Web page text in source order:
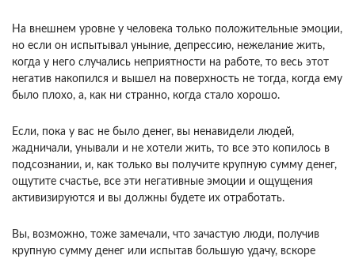
На внешнем уровне у человека только положительные эмоции,
но если он испытывал уныние, депрессию, нежелание жить,
когда у него случались неприятности на работе, то весь этот
негатив накопился и вышел на поверхность не тогда, когда ему
было плохо, а, как ни странно, когда стало хорошо.
Если, пока у вас не было денег, вы ненавидели людей,
жадничали, унывали и не хотели жить, то все это копилось в
подсознании, и, как только вы получите крупную сумму денег,
ощутите счастье, все эти негативные эмоции и ощущения
активизируются и вы должны будете их отработать.
Вы, возможно, тоже замечали, что зачастую люди, получив
крупную сумму денег или испытав большую удачу, вскоре